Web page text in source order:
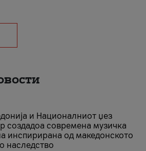
и Националниот џез
создадоа современа музичка
инспирирана од македонското
наследство